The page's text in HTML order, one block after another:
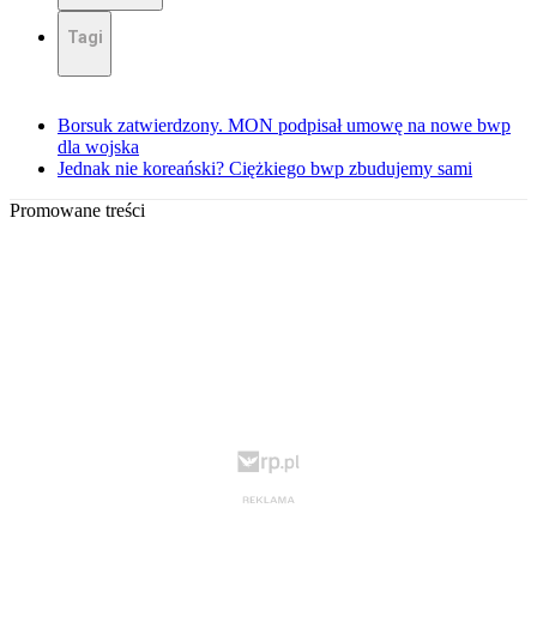
Tagi
Borsuk zatwierdzony. MON podpisał umowę na nowe bwp
dla wojska
Jednak nie koreański? Ciężkiego bwp zbudujemy sami
Promowane treści